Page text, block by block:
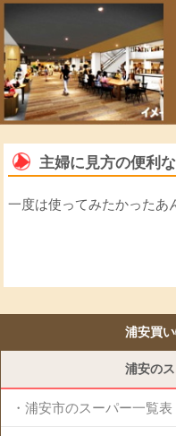
主婦に見方の便利
一度は使ってみたかったあ
浦安買
浦安の
・浦安市のスーパー一覧表